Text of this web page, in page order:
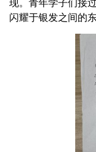
现。青年学子们接
闪耀于银发之间的